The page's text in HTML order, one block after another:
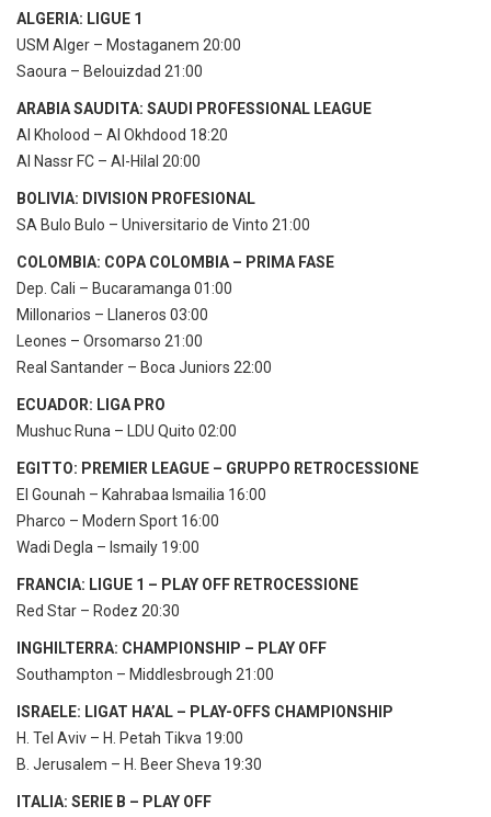
ALGERIA: LIGUE 1
USM Alger – Mostaganem 20:00
Saoura – Belouizdad 21:00
ARABIA SAUDITA: SAUDI PROFESSIONAL LEAGUE
Al Kholood – Al Okhdood 18:20
Al Nassr FC – Al-Hilal 20:00
BOLIVIA: DIVISION PROFESIONAL
SA Bulo Bulo – Universitario de Vinto 21:00
COLOMBIA: COPA COLOMBIA – PRIMA FASE
Dep. Cali – Bucaramanga 01:00
Millonarios – Llaneros 03:00
Leones – Orsomarso 21:00
Real Santander – Boca Juniors 22:00
ECUADOR: LIGA PRO
Mushuc Runa – LDU Quito 02:00
EGITTO: PREMIER LEAGUE – GRUPPO RETROCESSIONE
El Gounah – Kahrabaa Ismailia 16:00
Pharco – Modern Sport 16:00
Wadi Degla – Ismaily 19:00
FRANCIA: LIGUE 1 – PLAY OFF RETROCESSIONE
Red Star – Rodez 20:30
INGHILTERRA: CHAMPIONSHIP – PLAY OFF
Southampton – Middlesbrough 21:00
ISRAELE: LIGAT HA’AL – PLAY-OFFS CHAMPIONSHIP
H. Tel Aviv – H. Petah Tikva 19:00
B. Jerusalem – H. Beer Sheva 19:30
ITALIA: SERIE B – PLAY OFF